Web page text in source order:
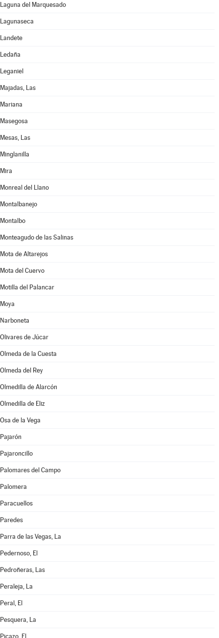
Laguna del Marquesado
Lagunaseca
Landete
Ledaña
Leganiel
Majadas, Las
Mariana
Masegosa
Mesas, Las
Minglanilla
Mira
Monreal del Llano
Montalbanejo
Montalbo
Monteagudo de las Salinas
Mota de Altarejos
Mota del Cuervo
Motilla del Palancar
Moya
Narboneta
Olivares de Júcar
Olmeda de la Cuesta
Olmeda del Rey
Olmedilla de Alarcón
Olmedilla de Eliz
Osa de la Vega
Pajarón
Pajaroncillo
Palomares del Campo
Palomera
Paracuellos
Paredes
Parra de las Vegas, La
Pedernoso, El
Pedroñeras, Las
Peraleja, La
Peral, El
Pesquera, La
Picazo, El